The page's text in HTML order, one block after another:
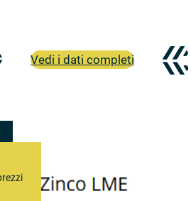
Vedi i dati completi